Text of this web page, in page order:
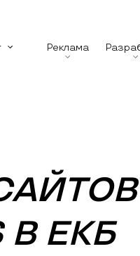
Реклама
В ЕКБ